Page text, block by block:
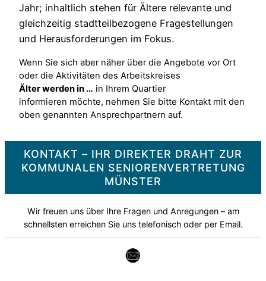
Jahr; inhaltlich stehen für Ältere relevante und
gleichzeitig stadtteilbezogene Fragestellungen
und Herausforderungen im Fokus.
Wenn Sie sich aber näher über die Angebote vor Ort
oder die Aktivitäten des Arbeitskreises
Älter werden in … in Ihrem Quartier
informieren möchte, nehmen Sie bitte Kontakt mit den
oben genannten Ansprechpartnern auf.
KONTAKT – IHR DIREKTER DRAHT ZUR
KOMMUNALEN SENIORENVERTRETUNG
MÜNSTER
Wir freuen uns über Ihre Fragen und Anregungen – am
schnellsten erreichen Sie uns telefonisch oder per Email.